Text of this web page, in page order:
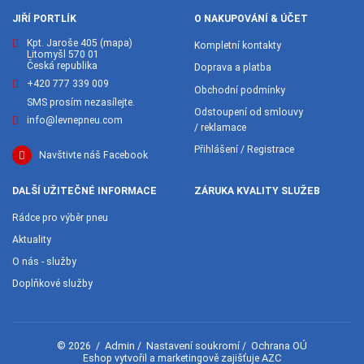
JIŘÍ PORTLÍK
Kpt. Jaroše 405 (mapa)
Litomyšl 570 01
Česká republika
+420 777 339 009
SMS prosím nezasílejte.
info@levnepneu.com
Navštivte náš Facebook
O NAKUPOVÁNÍ & ÚČET
Kompletní kontakty
Doprava a platba
Obchodní podmínky
Odstoupení od smlouvy
/ reklamace
Přihlášení / Registrace
DALŠÍ UŽITEČNÉ INFORMACE
Rádce pro výběr pneu
Aktuality
O nás - služby
Doplňkové služby
ZÁRUKA KVALITY SLUŽEB
© 2026 / Admin / Nastavení soukromí / Ochrana OÚ
Eshop vytvořil a marketingově zajišťuje AZC